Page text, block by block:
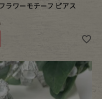
ラワーモチーフ ピアス